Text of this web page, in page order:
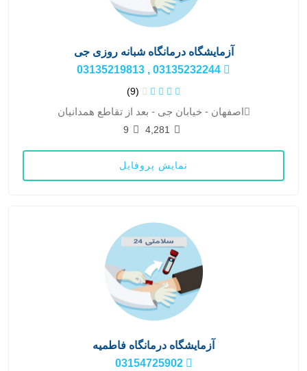
آزمایشگاه درمانگاه شبانه روزی جی
(9)
اصفهان - خیابان جی - بعد از تقاطع همدانیان
4,281
9
نمایش پروفایل
آزمایشگاه درمانگاه فاطمیه
03154725902